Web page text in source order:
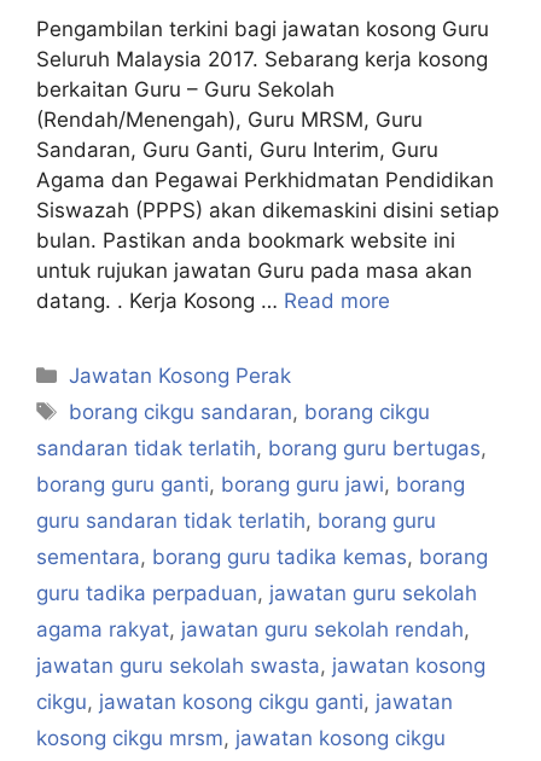
Pengambilan terkini bagi jawatan kosong Guru
Seluruh Malaysia 2017. Sebarang kerja kosong
berkaitan Guru – Guru Sekolah
(Rendah/Menengah), Guru MRSM, Guru
Sandaran, Guru Ganti, Guru Interim, Guru
Agama dan Pegawai Perkhidmatan Pendidikan
Siswazah (PPPS) akan dikemaskini disini setiap
bulan. Pastikan anda bookmark website ini
untuk rujukan jawatan Guru pada masa akan
datang. . Kerja Kosong … Read more
Categories
Jawatan Kosong Perak
Tags
borang cikgu sandaran, borang cikgu
sandaran tidak terlatih, borang guru bertugas,
borang guru ganti, borang guru jawi, borang
guru sandaran tidak terlatih, borang guru
sementara, borang guru tadika kemas, borang
guru tadika perpaduan, jawatan guru sekolah
agama rakyat, jawatan guru sekolah rendah,
jawatan guru sekolah swasta, jawatan kosong
cikgu, jawatan kosong cikgu ganti, jawatan
kosong cikgu mrsm, jawatan kosong cikgu